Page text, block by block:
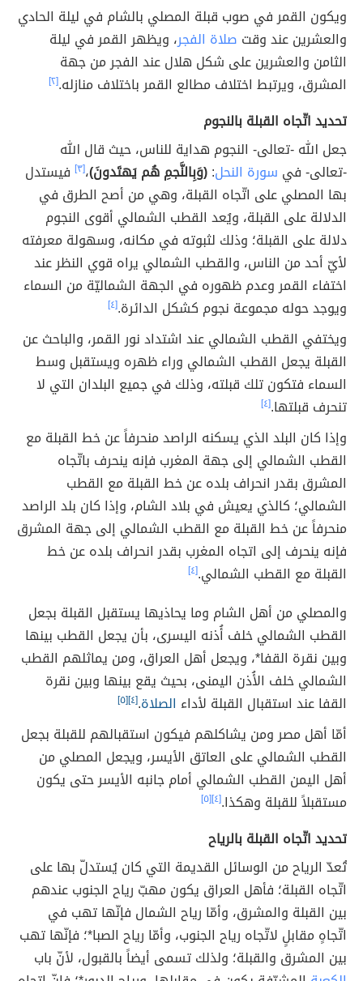
ويكون القمر في صوب قبلة المصلي بالشام في ليلة الحادي
والعشرين عند وقت صلاة الفجر، ويظهر القمر في ليلة
الثامن والعشرين على شكل هلال عند الفجر من جهة
المشرق، ويرتبط اختلاف مطالع القمر باختلاف منازله.[٢]
تحديد اتّجاه القبلة بالنجوم
جعل الله -تعالى- النجوم هداية للناس، حيث قال الله
-تعالى- في سورة النحل:(وَبِالنَّجمِ هُم يَهتَدونَ)،[٣]
فيستدل
بها المصلي على اتّجاه القبلة، وهي من أصح الطرق في
الدلالة على القبلة، ويُعد القطب الشمالي أقوى النجوم
دلالة على القبلة؛ وذلك لثبوته في مكانه، وسهولة معرفته
لأيّ أحد من الناس، والقطب الشمالي يراه قوي النظر عند
اختفاء القمر وعدم ظهوره في الجهة الشماليّة من السماء
ويوجد حوله مجموعة نجوم كشكل الدائرة.[٤]
ويختفي القطب الشمالي عند اشتداد نور القمر، والباحث عن
القبلة يجعل القطب الشمالي وراء ظهره ويستقبل وسط
السماء فتكون تلك قبلته، وذلك في جميع البلدان التي لا
تنحرف قبلتها.[٤]
وإذا كان البلد الذي يسكنه الراصد منحرفاً عن خط القبلة مع
القطب الشمالي إلى جهة المغرب فإنه ينحرف باتّجاه
المشرق بقدر انحراف بلده عن خط القبلة مع القطب
الشمالي؛ كالذي يعيش في بلاد الشام، وإذا كان بلد الراصد
منحرفاً عن خط القبلة مع القطب الشمالي إلى جهة المشرق
فإنه ينحرف إلى اتجاه المغرب بقدر انحراف بلده عن خط
القبلة مع القطب الشمالي.[٤]
والمصلي من أهل الشام وما يحاذيها يستقبل القبلة بجعل
القطب الشمالي خلف أُذنه اليسرى، بأن يجعل القطب بينها
وبين نقرة القفا*، ويجعل أهل العراق، ومن يماثلهم القطب
الشمالي خلف الأُذن اليمنى، بحيث يقع بينها وبين نقرة
القفا عند استقبال القبلة لأداء الصلاة.[٤] [٥]
أمّا أهل مصر ومن يشاكلهم فيكون استقبالهم للقبلة بجعل
القطب الشمالي على العاتق الأيسر، ويجعل المصلي من
أهل اليمن القطب الشمالي أمام جانبه الأيسر حتى يكون
مستقبلاً للقبلة وهكذا.[٤] [٥]
تحديد اتّجاه القبلة بالرياح
تُعدّ الرياح من الوسائل القديمة التي كان يُستدلّ بها على
اتّجاه القبلة؛ فأهل العراق يكون مهبّ رياح الجنوب عندهم
بين القبلة والمشرق، وأمّا رياح الشمال فإنّها تهب في
اتّجاهٍ مقابلٍ لاتّجاه رياح الجنوب، وأمّا رياح الصبا*؛ فإنّها تهب
بين المشرق والقبلة؛ ولذلك تسمى أيضاً بالقبول، لأنّ باب